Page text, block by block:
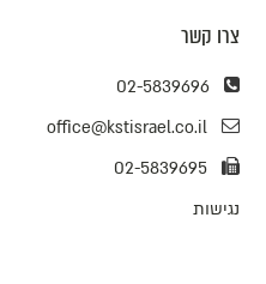
צרו קשר
02-5839696
office@kstisrael.co.il
02-5839695
נגישות